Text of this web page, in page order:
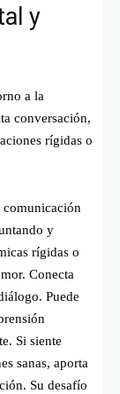
y
a la
conversación,
rígidas o
comunicación
y
rígidas o
Conecta
Puede
Si siente
sanas, aporta
Su desafío